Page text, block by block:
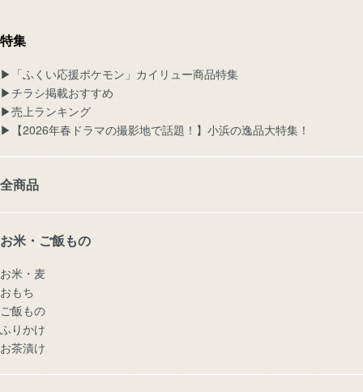
特集
▶︎「ふくい応援ポケモン」カイリュー商品特集
▶︎チラシ掲載おすすめ
▶︎売上ランキング
▶︎【2026年春ドラマの撮影地で話題！】小浜の逸品大特集！
全商品
お米・ご飯もの
お米・麦
おもち
ご飯もの
ふりかけ
お茶漬け